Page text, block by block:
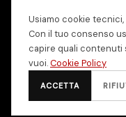
Repartners SRL·
Ogni agenzia Keller
Usiamo cookie
Con il tuo consenso
capire quali contenuti
vuoi.Cookie Policy
ACCETTA